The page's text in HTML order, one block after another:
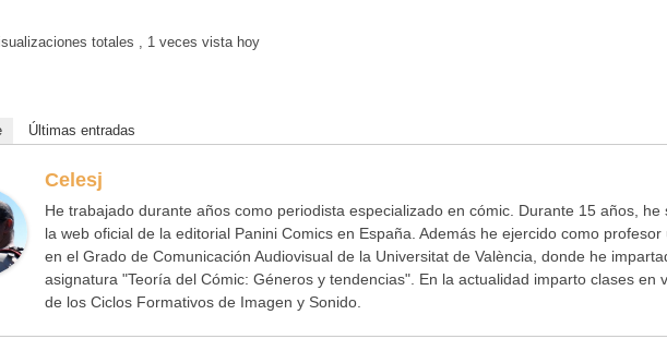
totales , 1 veces vista hoy
Últimas entradas
Celesj
He trabajado durante años como periodista especializado en cómic. Durante 15 años, he
la web oficial de la editorial Panini Comics en España. Además he ejercido como profesor
en el Grado de Comunicación Audiovisual de la Universitat de València, donde he
asignatura "Teoría del Cómic: Géneros y tendencias". En la actualidad imparto clases en
de los Ciclos Formativos de Imagen y Sonido.